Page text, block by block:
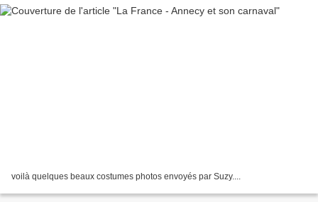
voilà quelques beaux costumes photos envoyés par Suzy....